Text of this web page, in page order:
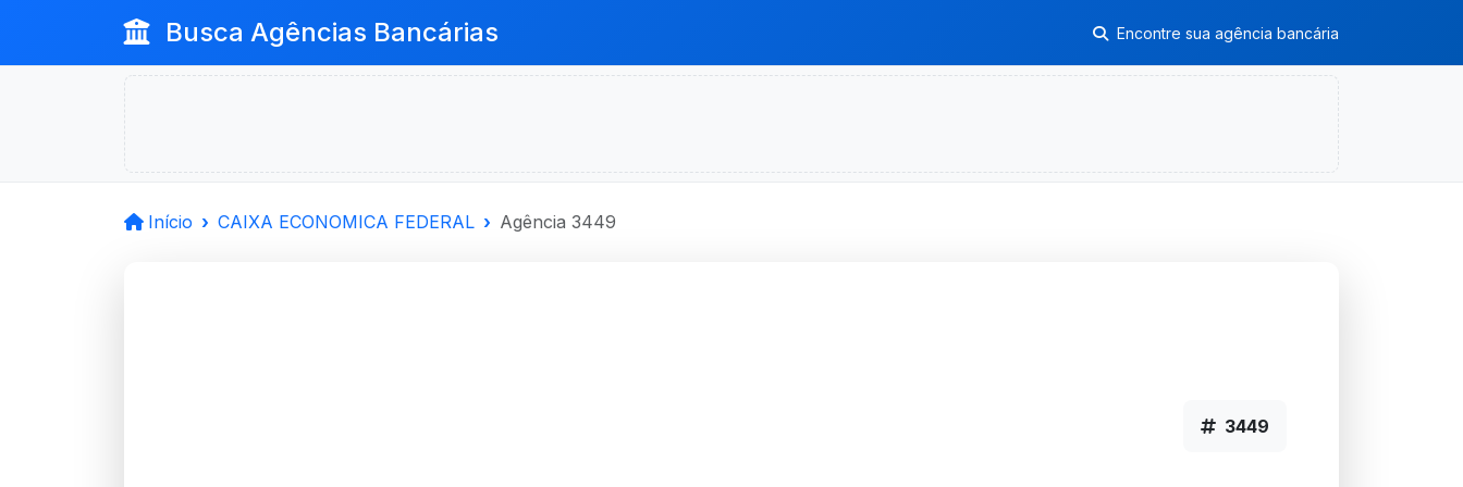
Busca Agências Bancárias Encontre sua agência bancária
Início CAIXA ECONOMICA FEDERAL Agência 3449
3449